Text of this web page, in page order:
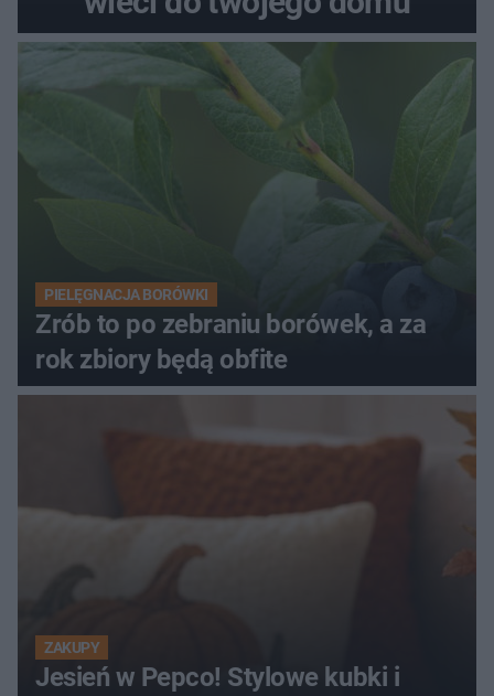
PIELĘGNACJA BORÓWKI
Zrób to po zebraniu borówek, a za
rok zbiory będą obfite
ZAKUPY
Jesień w Pepco! Stylowe kubki i